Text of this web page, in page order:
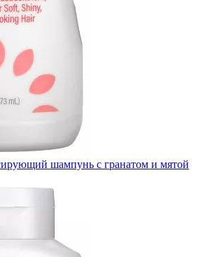
шампунь с гранатом и мятой